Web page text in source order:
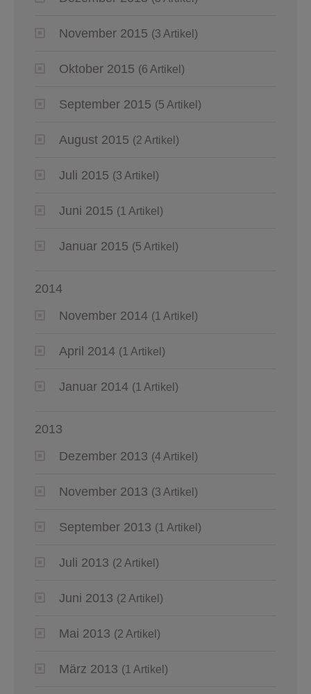
November 2015 (3 Artikel)
Oktober 2015 (6 Artikel)
September 2015 (5 Artikel)
August 2015 (2 Artikel)
Juli 2015 (3 Artikel)
Juni 2015 (1 Artikel)
Januar 2015 (5 Artikel)
2014
November 2014 (1 Artikel)
April 2014 (1 Artikel)
Januar 2014 (1 Artikel)
2013
Dezember 2013 (4 Artikel)
November 2013 (3 Artikel)
September 2013 (1 Artikel)
Juli 2013 (2 Artikel)
Juni 2013 (2 Artikel)
Mai 2013 (2 Artikel)
März 2013 (1 Artikel)